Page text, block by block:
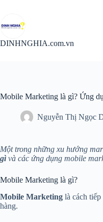
phần
nội
dung
DINHNGHIA.com.vn
Mobile Marketing là gì? Ứng
Nguyễn Thị Ngọc
Một trong những xu hướng
gì và các ứng dụng mobile
Mobile Marketing là gì?
Mobile Marketing là cách
hàng.